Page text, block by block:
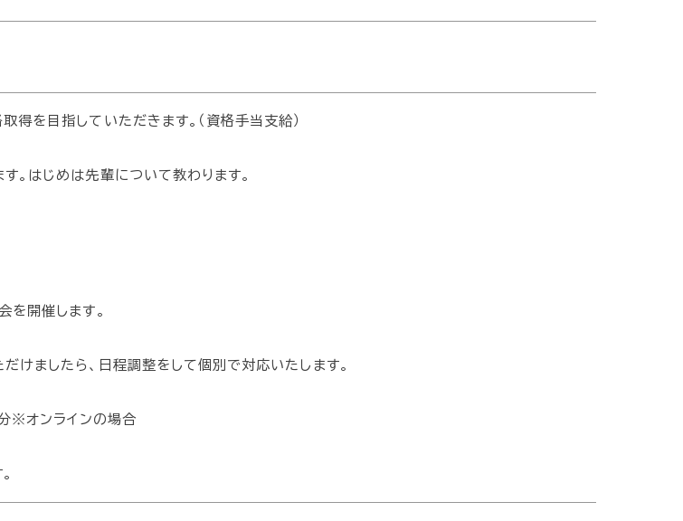
得を目指していただきます。（資格手当支給）
。はじめは先輩について教わります。
を開催します。
けましたら、日程調整をして個別で対応いたします。
分※オンラインの場合